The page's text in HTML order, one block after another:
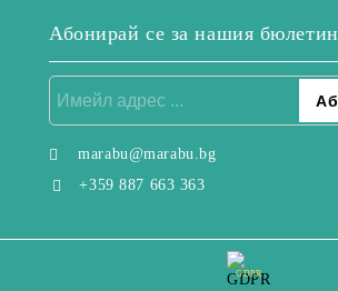
Абонирай се за нашия бюлетин
marabu@marabu.bg
+359 887 663 363
GDPR